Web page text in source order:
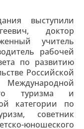
выступили
доктор
учитель
рабочей
по развитию
Российской
туризма и
категории по
советник
юношеского